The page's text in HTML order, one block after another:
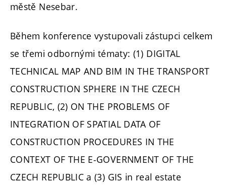
městě Nesebar.
Během konference vystupovali zástupci celkem
se třemi odbornými tématy: (1) DIGITAL
TECHNICAL MAP AND BIM IN THE TRANSPORT
CONSTRUCTION SPHERE IN THE CZECH
REPUBLIC, (2) ON THE PROBLEMS OF
INTEGRATION OF SPATIAL DATA OF
CONSTRUCTION PROCEDURES IN THE
CONTEXT OF THE E-GOVERNMENT OF THE
CZECH REPUBLIC a (3) GIS in real estate